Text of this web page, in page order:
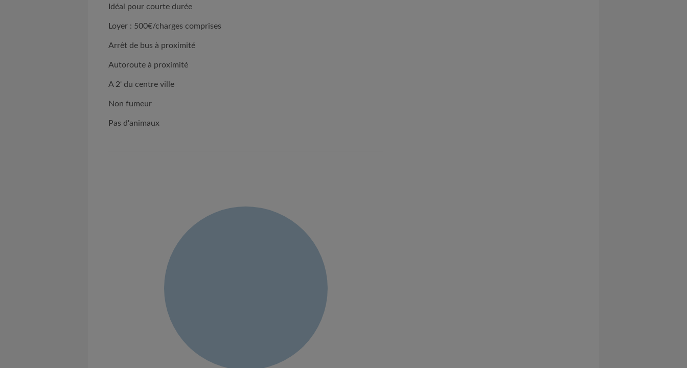
Idéal pour courte durée
Loyer : 500€/charges comprises
Arrêt de bus à proximité
Autoroute à proximité
A 2' du centre ville
Non fumeur
Pas d'animaux